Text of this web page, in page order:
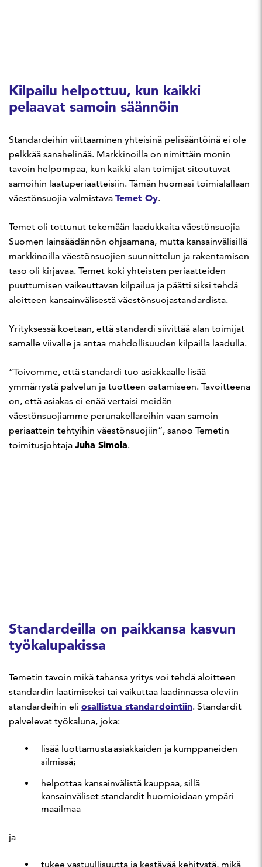
Kilpailu helpottuu, kun kaikki
pelaavat samoin säännöin
Standardeihin viittaaminen yhteisinä pelisääntöinä ei ole
pelkkää sanahelinää. Markkinoilla on nimittäin monin
tavoin helpompaa, kun kaikki alan toimijat sitoutuvat
samoihin laatuperiaatteisiin. Tämän huomasi toimialallaan
väestönsuojia valmistava Temet Oy.
Temet oli tottunut tekemään laadukkaita väestönsuojia
Suomen lainsäädännön ohjaamana, mutta kansainvälisillä
markkinoilla väestönsuojien suunnittelun ja rakentamisen
taso oli kirjavaa. Temet koki yhteisten periaatteiden
puuttumisen vaikeuttavan kilpailua ja päätti siksi tehdä
aloitteen kansainvälisestä väestönsuojastandardista.
Yrityksessä koetaan, että standardi siivittää alan toimijat
samalle viivalle ja antaa mahdollisuuden kilpailla laadulla.
”Toivomme, että standardi tuo asiakkaalle lisää
ymmärrystä palvelun ja tuotteen ostamiseen. Tavoitteena
on, että asiakas ei enää vertaisi meidän
väestönsuojiamme perunakellareihin vaan samoin
periaattein tehtyihin väestönsuojiin”, sanoo Temetin
toimitusjohtaja Juha Simola.
Standardeilla on paikkansa kasvun
työkalupakissa
Temetin tavoin mikä tahansa yritys voi tehdä aloitteen
standardin laatimiseksi tai vaikuttaa laadinnassa oleviin
standardeihin eli osallistua standardointiin. Standardit
palvelevat työkaluna, joka:
lisää luottamusta asiakkaiden ja kumppaneiden
silmissä;
helpottaa kansainvälistä kauppaa, sillä
kansainväliset standardit huomioidaan ympäri
maailmaa
ja
tukee vastuullisuutta ja kestävää kehitystä, mikä